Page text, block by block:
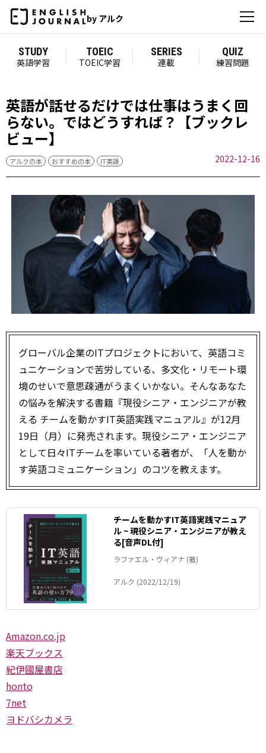
by アルク
STUDY
英語学習
TOEIC
TOEIC学習
SERIES
連載
QUIZ
練習問題
英語が話せるだけでは仕事はうまく回
らない。ではどうすれば？【ブックレ
ビュー】
アルクの本 おすすめの本 IT英語 2022-12-16
グローバル企業のITプロジェクトにおいて、英語コミ
ュニケーションで苦労している、多文化・リモート環
境のせいで意思疎通がうまくいかない――。そんなあなた
の悩みを解決する書籍『現役シニア・エンジニアが教
える チームを動かすIT英語実践マニュアル』が12月
19日（月）に発売されます。現役シニア・エンジニア
として日々ITチームを率いている著者が、「人を動か
す英語コミュニケーション」のコツを教えます。
チームを動かすIT英語実践マニュア
ル ~ 現役シニア・エンジニアが教え
る[音声DL付]
ラファエル・ヴィアナ (著)
アルク (2022/12/19)
Amazon.co.jp
楽天ブックス
紀伊國屋書店
honto
7net
ヨドバシカメラ